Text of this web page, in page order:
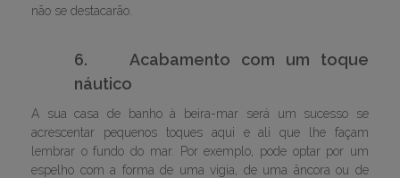
não se destacarão.
6. Acabamento com um toque
náutico
A sua casa de banho à beira-mar será um sucesso se
acrescentar pequenos toques aqui e ali que lhe façam
lembrar o fundo do mar. Por exemplo, pode optar por um
espelho com a forma de uma vigia, de uma âncora ou de